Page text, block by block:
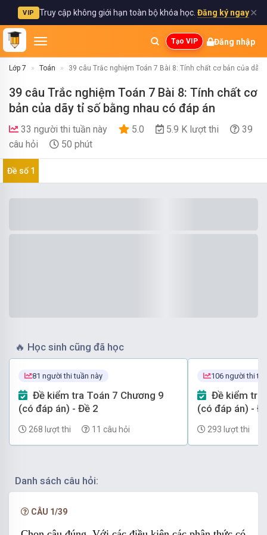
VIP Truy cập không giới hạn toàn bộ khóa học. Đăng ký ngay✕
Tạo VIP Đăng nhập
Lớp 7 Toán 39 câu Trắc nghiệm Toán 7 Bài 8: Tính chất cơ bản của dãy
39 câu Trắc nghiệm Toán 7 Bài 8: Tính chất cơ
bản của dãy tỉ số bằng nhau có đáp án
33 người thi tuần này 5.0 5.9 K lượt thi
39
câu hỏi
50 phút
Đề số 1
🔥 Học sinh cũng đã học
81 người thi tuần này
(có đáp án) - Đề 2
268 lượt thi 11 câu hỏi
106 người thi
(có đáp án) -
293 lượt thi
Danh sách câu hỏi:
CÂU 1/39